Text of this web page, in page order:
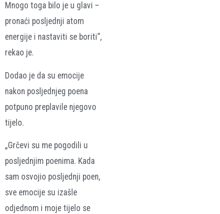
Mnogo toga bilo je u glavi –
pronaći posljednji atom
energije i nastaviti se boriti“,
rekao je.
Dodao je da su emocije
nakon posljednjeg poena
potpuno preplavile njegovo
tijelo.
„Grčevi su me pogodili u
posljednjim poenima. Kada
sam osvojio posljednji poen,
sve emocije su izašle
odjednom i moje tijelo se